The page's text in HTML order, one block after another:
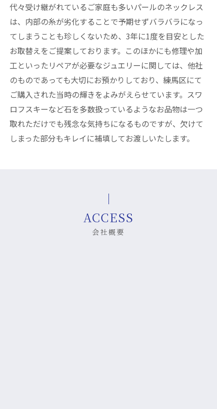
代々受け継がれているご家庭も多いパールのネックレス
は、内部の糸が劣化することで予期せずバラバラになっ
てしまうことも珍しくないため、3年に1度を目安とした
お取替えをご提案しております。このほかにも修理や加
工といったリペアが必要なジュエリーに関しては、他社
のものであっても大切にお預かりしており、練馬区にて
ご購入された当時の輝きをよみがえらせています。スワ
ロフスキーなど石を多数扱っているようなお品物は一つ
取れただけでも残念な気持ちになるものですが、欠けて
しまった部分もキレイに補填してお渡しいたします。
会社概要
ACCESS